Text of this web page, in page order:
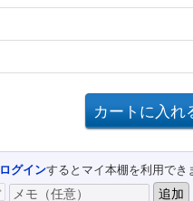
ログインするとマイ本棚を利用でき